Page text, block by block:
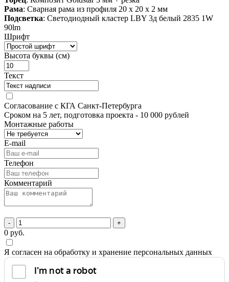
Рама: Сварная рама из профиля 20 х 20 х 2 мм
Подсветка: Светодиодный кластер LBY 3д белый 2835 1W
90lm
Шрифт
Высота буквы (см)
Текст
Согласование с КГА Санкт-Петербурга
Сроком на 5 лет, подготовка проекта - 10 000 рублей
Монтажные работы
E-mail
Телефон
Комментарий
- +
0 руб.
Я согласен на обработку и хранение персональных данных